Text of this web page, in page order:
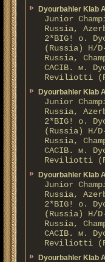
Dyourbahler Klab
Junior
Russia,
2*BIG! о.
(Russia) H/
Russia,
CACIB. м.
Reviliotti
Dyourbahler Klab
Junior
Russia,
2*BIG! о.
(Russia) H/
Russia,
CACIB. м.
Reviliotti
Dyourbahler Klab
Junior
Russia,
2*BIG! о.
(Russia) H/
Russia,
CACIB. м.
Reviliotti
Dyourbahler Klab